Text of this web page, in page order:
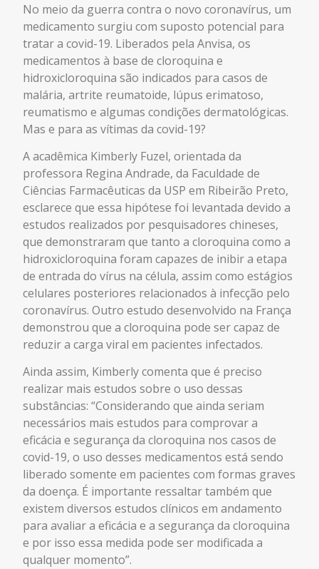
No meio da guerra contra o novo coronavírus, um
medicamento surgiu com suposto potencial para
tratar a covid-19. Liberados pela Anvisa, os
medicamentos à base de cloroquina e
hidroxicloroquina são indicados para casos de
malária, artrite reumatoide, lúpus erimatoso,
reumatismo e algumas condições dermatológicas.
Mas e para as vítimas da covid-19?
A acadêmica Kimberly Fuzel, orientada da
professora Regina Andrade, da Faculdade de
Ciências Farmacêuticas da USP em Ribeirão Preto,
esclarece que essa hipótese foi levantada devido a
estudos realizados por pesquisadores chineses,
que demonstraram que tanto a cloroquina como a
hidroxicloroquina foram capazes de inibir a etapa
de entrada do vírus na célula, assim como estágios
celulares posteriores relacionados à infecção pelo
coronavírus. Outro estudo desenvolvido na França
demonstrou que a cloroquina pode ser capaz de
reduzir a carga viral em pacientes infectados.
Ainda assim, Kimberly comenta que é preciso
realizar mais estudos sobre o uso dessas
substâncias: “Considerando que ainda seriam
necessários mais estudos para comprovar a
eficácia e segurança da cloroquina nos casos de
covid-19, o uso desses medicamentos está sendo
liberado somente em pacientes com formas graves
da doença. É importante ressaltar também que
existem diversos estudos clínicos em andamento
para avaliar a eficácia e a segurança da cloroquina
e por isso essa medida pode ser modificada a
qualquer momento”.